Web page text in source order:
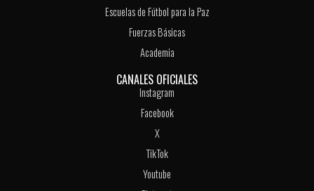
Escuelas de Fútbol para la Paz
Fuerzas Básicas
Academia
CANALES OFICIALES
Instagram
Facebook
X
TikTok
Youtube